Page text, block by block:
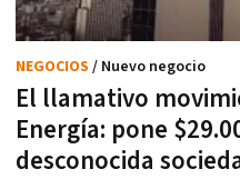
El llamativo
Energía: pone
desconocida
NEGOCIOS / Nuevo negocio